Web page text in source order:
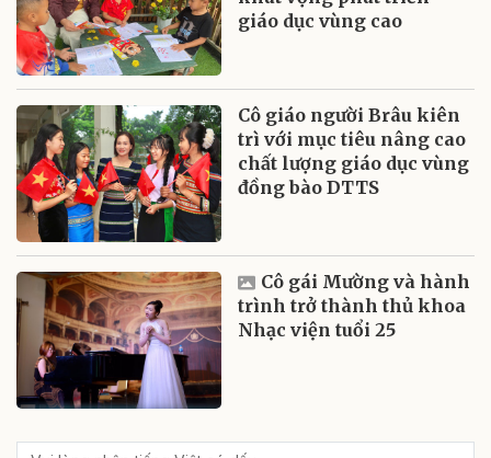
giáo dục vùng cao
Cô giáo người Brâu kiên
trì với mục tiêu nâng cao
chất lượng giáo dục vùng
đồng bào DTTS
Cô gái Mường và hành
trình trở thành thủ khoa
Nhạc viện tuổi 25